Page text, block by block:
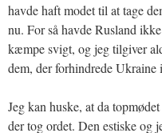
havde haft modet til at tage
nu. For så havde Rusland
kæmpe svigt, og jeg tilgiver
dem, der forhindrede Ukraine
Jeg kan huske, at da
der tog ordet. Den estiske og